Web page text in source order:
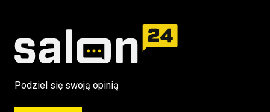
Podziel się swoją opinią